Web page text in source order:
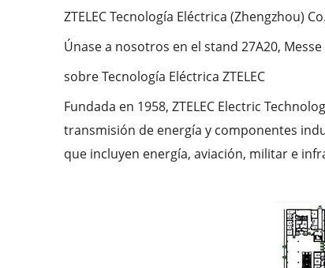
ZTELEC Tecnología Eléctrica (Zhengzhou)
Únase a nosotros en el stand 27A20,
sobre Tecnología Eléctrica ZTELEC
Fundada en 1958, ZTELEC Electric
transmisión de energía y componentes
que incluyen energía, aviación, militar e